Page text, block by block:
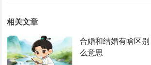
相关文章
合婚和结婚有啥区
么意思